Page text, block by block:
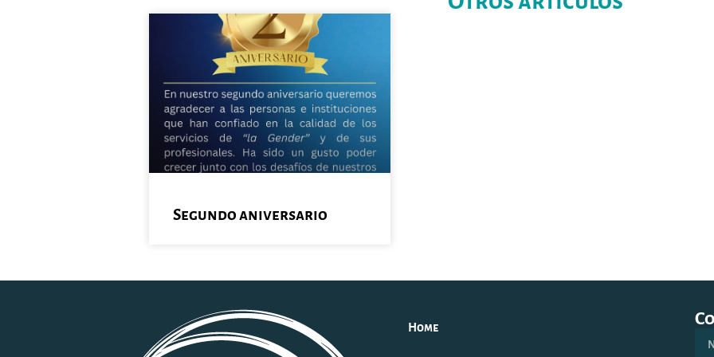
Segundo aniversario
Home